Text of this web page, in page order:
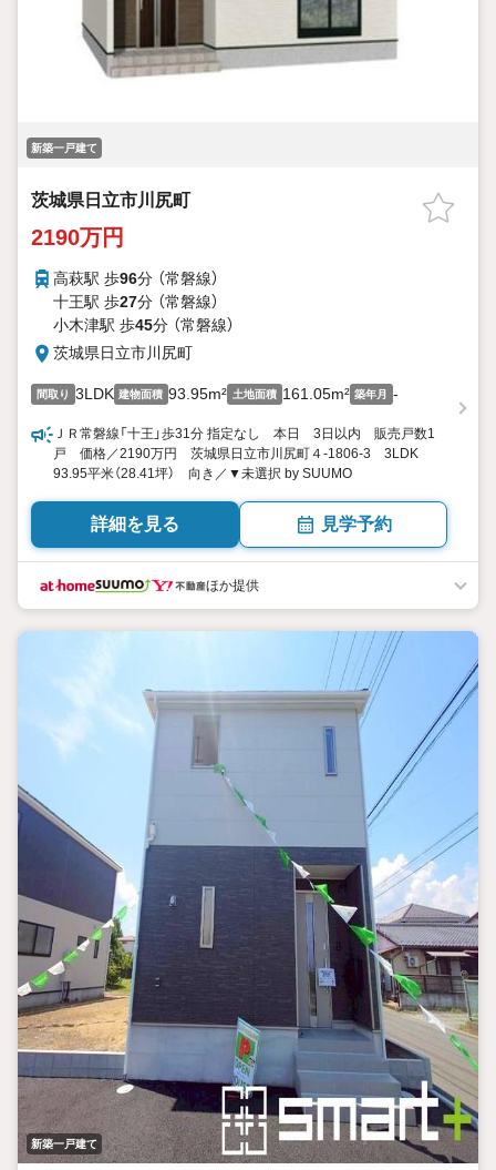
新築一戸建て
茨城県日立市川尻町
2190万円
高萩駅 歩96分 （常磐線）
十王駅 歩27分 （常磐線）
小木津駅 歩45分 （常磐線）
茨城県日立市川尻町
間取り 3LDK 建物面積 93.95m² 土地面積 161.05m² 築年月 -
ＪＲ常磐線「十王」歩31分 指定なし 本日 3日以内 販売戸数1
戸 価格／2190万円 茨城県日立市川尻町４-1806-3 3LDK
93.95平米（28.41坪） 向き／▼未選択 by SUUMO
詳細を見る 見学予約
ほか提供
新築一戸建て